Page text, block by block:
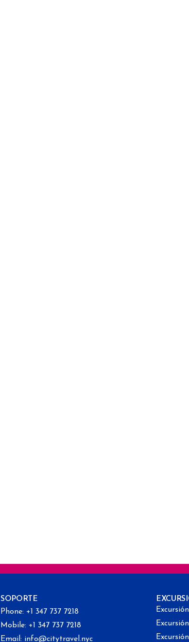
SOPORTE
Phone: +1 347 737 7218
Mobile: +1 347 737 7218
Email: info@citytravel.nyc